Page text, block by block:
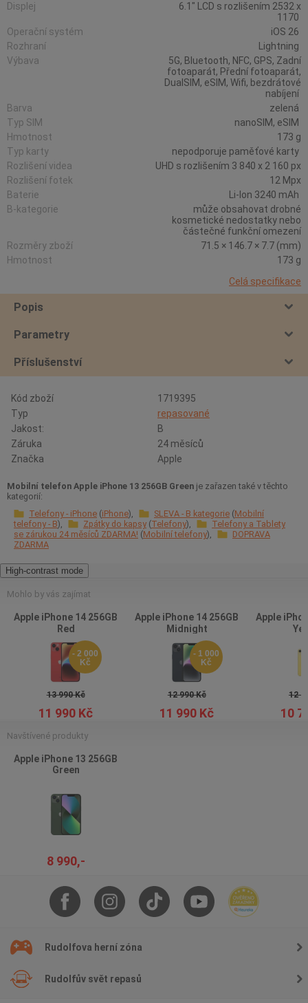
Displej
6.1" LCD s rozlišením 2532 x
1170
Operační systém
iOS 26
Rozhraní
Lightning
Výbava
5G, Bluetooth, NFC, GPS, Zadní
fotoaparát, Přední fotoaparát,
DualSIM, eSIM, Wifi, bezdrátové
nabíjení
Barva
zelená
Typ SIM
nanoSIM, eSIM
Hmotnost
173 g
Typ karty
nepodporuje paměťové karty
Rozlišení videa
UHD s rozlišením 3 840 x 2 160 px
Rozlišení fotek
12 Mpx
Baterie
Li-Ion 3240 mAh
B-kategorie
může obsahovat drobné
kosmetické nedostatky nebo
částečné funkční omezení
Rozměry zboží
71.5 × 146.7 × 7.7 (mm)
Hmotnost
173 g
Celá specifikace
Popis
Parametry
Příslušenství
Kód zboží
1719395
Typ
repasované
Jakost:
B
Záruka
24 měsíců
Značka
Apple
Mobilní telefon Apple iPhone 13 256GB Green je zařazen také v těchto
kategorií:
Telefony - iPhone iPhone SLEVA - B kategorie Mobilní
telefony - B
Zpátky do kapsy Telefony
Telefony a Tablety
se zárukou 24 měsíců ZDARMA! Mobilní telefony
DOPRAVA
ZDARMA
High-contrast mode
Mohlo by vás zajímat
Apple iPhone 14 256GB
Red
- 2 000
Kč
13 990 Kč
11 990 Kč
Apple iPhone 14 256GB
Midnight
- 1 000
Kč
12 990 Kč
11 990 Kč
Apple
12
10
Navštívené produkty
Apple iPhone 13 256GB
Green
8 990,-
Rudolfova herní zóna
Rudolfův svět repasů